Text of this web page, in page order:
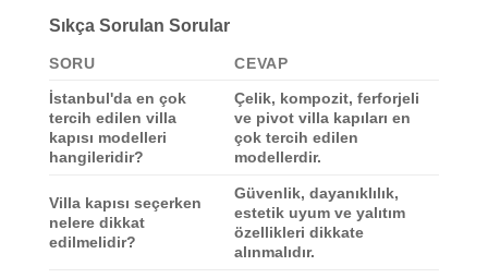
Sıkça Sorulan Sorular
SORU
CEVAP
İstanbul'da en çok
tercih edilen villa
kapısı modelleri
hangileridir?
Çelik, kompozit, ferforjeli
ve pivot villa kapıları en
çok tercih edilen
modellerdir.
Villa kapısı seçerken
nelere dikkat
edilmelidir?
Güvenlik, dayanıklılık,
estetik uyum ve yalıtım
özellikleri dikkate
alınmalıdır.